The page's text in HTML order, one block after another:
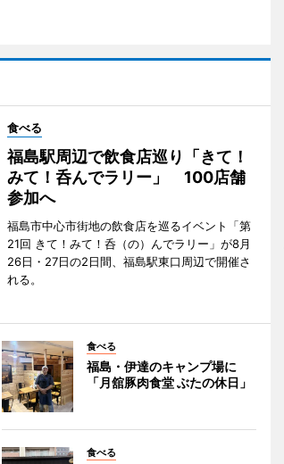
食べる
福島駅周辺で飲食店巡り「きて！
みて！呑んでラリー」 100店舗
参加へ
福島市中心市街地の飲食店を巡るイベント「第
21回 きて！みて！呑（の）んでラリー」が8月
26日・27日の2日間、福島駅東口周辺で開催さ
れる。
食べる
福島・伊達のキャンプ場に
「月舘豚肉食堂 ぶたの休日」
食べる